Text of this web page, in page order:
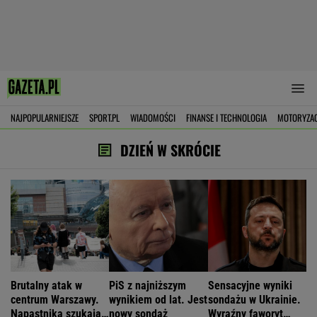
NAJPOPULARNIEJSZE SPORT.PL WIADOMOŚCI FINANSE I TECHNOLOGIA
DZIEŃ W SKRÓCIE
Brutalny atak w
centrum Warszawy.
Napastnika szukają
PiS z najniższym
wynikiem od lat. Jest
nowy sondaż
Sensacyjne wyniki
sondażu w Ukrainie.
Wyraźny faworyt